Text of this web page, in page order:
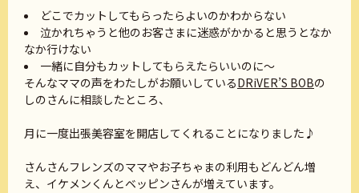
どこでカットしてもらったらよいのかわからない
泣かれちゃうと他のお客さまに迷惑がかかると思うとなか
なか行けない
一緒に自分もカットしてもらえたらいいのに～
そんなママの声をわたしがお願いしているDRiVER’S BOBの
しのさんに相談したところ、
月に一度出張美容室を開店してくれることになりました♪
さんさんフレンズのママやお子ちゃまの利用もどんどん増
え、イケメンくんとベッピンさんが増えています。